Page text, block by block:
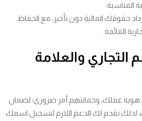
المناسبة.
حقوقك المالية دون تأخير، مع الحفاظ
القائمة.
والعلامة
عملك، وحمايتهم أمر ضروري؛ لضمان
لذلك نقدم لك الدعم اللازم لتسجيل اسمك